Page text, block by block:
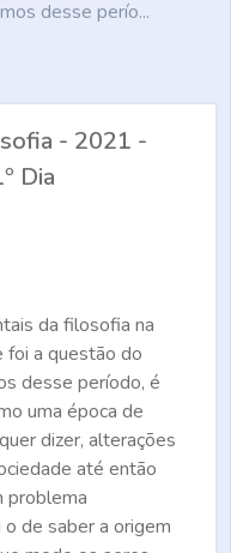
desse perío...
- 2021 -
Dia
da filosofia na
foi a questão do
desse período, é
uma época de
dizer, alterações
até então
problema
de saber a origem